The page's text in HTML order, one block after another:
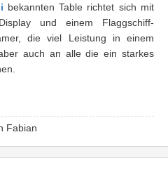
bekannten Table richtet sich mit
und einem Flaggschiff-
die viel Leistung in einem
auch an alle die ein starkes
Fabian